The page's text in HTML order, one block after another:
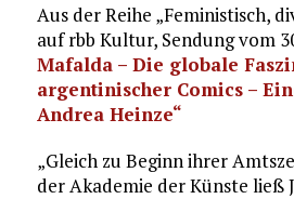
Aus der Reihe „Feministisch,
auf rbb Kultur, Sendung vom
Mafalda – Die globale
argentinischer Comics –
Andrea Heinze“
„Gleich zu Beginn ihrer
der Akademie der Künste ließ